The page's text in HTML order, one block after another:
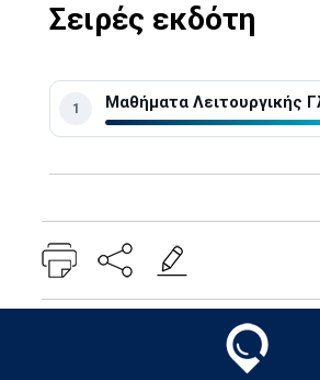
Σειρές εκδότη
1